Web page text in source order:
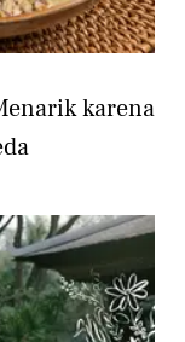
karena